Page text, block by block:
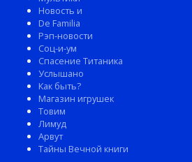
Новость и
De Familia
Рэп-новости
Соц-и-ум
Спасение Титаника
Услышано
Как быть?
Магазин игрушек
Товим
Лимуд
Арвут
Тайны Вечной книги